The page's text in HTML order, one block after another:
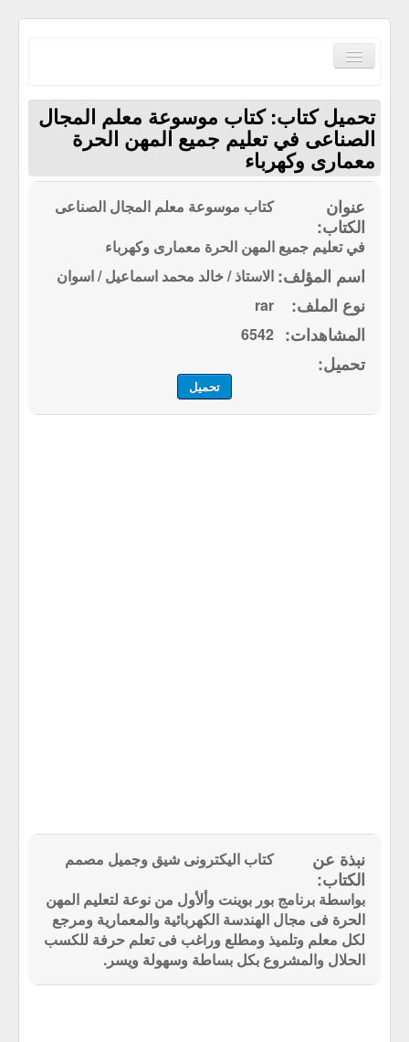
Toggle
Navigation
الصفحة الرئيسية
الكتب حسب الترتيب الابجدي
مكتبة القرآن الكريم
سياسة الموقع
تحميل كتاب: كتاب موسوعة معلم المجال
الصناعى في تعليم جميع المهن الحرة
معمارى وكهرباء
كتاب موسوعة معلم المجال الصناعى
في تعليم جميع المهن الحرة معمارى وكهرباء
الاستاذ / خالد محمد اسماعيل / اسوان
rar
6542
تحميل
كتاب اليكترونى شيق وجميل مصمم
بواسطة برنامج بور بوينت وألأول من نوعة لتعليم المهن
الحرة فى مجال الهندسة الكهربائية والمعمارية ومرجع
لكل معلم وتلميذ ومطلع وراغب فى تعلم حرفة للكسب
الحلال والمشروع بكل بساطة وسهولة ويسر.